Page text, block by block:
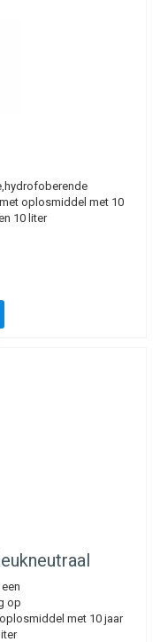
oplosmiddel met 10
10 liter
op
met 10 jaar